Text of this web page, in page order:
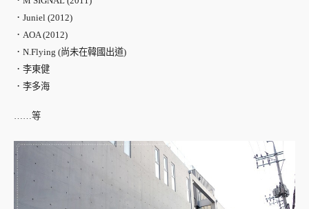
．Juniel (2012)
．AOA (2012)
．N.Flying (尚未在韓國出道)
．李東健
．李多海
……等